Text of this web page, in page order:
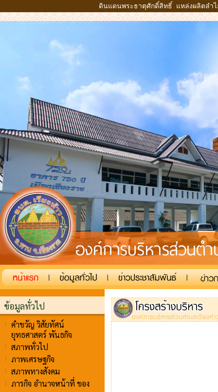
ดินแดนพระธาตุศักดิ์สิทธิ์ แหล่งผลิตลำ
ข้อมูลทั่วไป
คำขวัญ วิสัยทัศน์
ยุทธศาสตร์ พันธกิจ
สภาพทั่วไป
ภาพเศรษฐกิจ
สภาพทางสังคม
ภารกิจ อำนาจหน้าที่ ของ